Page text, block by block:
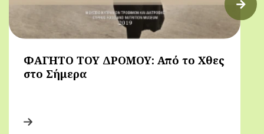
ΦΑΓΗΤΟ ΤΟΥ ΔΡΟΜΟΥ: Από το Χθες
στο Σήμερα